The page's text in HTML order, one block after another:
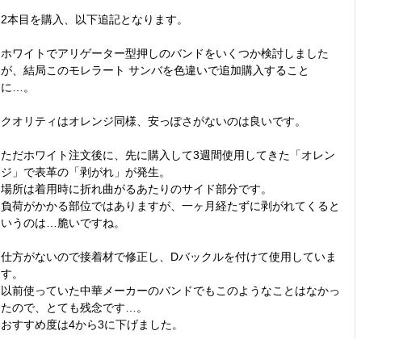
2本目を購入、以下追記となります。
ホワイトでアリゲーター型押しのバンドをいくつか検討しました
が、結局このモレラート サンバを色違いで追加購入すること
に…。
クオリティはオレンジ同様、安っぽさがないのは良いです。
ただホワイト注文後に、先に購入して3週間使用してきた「オレン
ジ」で表革の「剥がれ」が発生。
場所は着用時に折れ曲がるあたりのサイド部分です。
負荷がかかる部位ではありますが、一ヶ月経たずに剥がれてくると
いうのは…脆いですね。
仕方がないので接着材で修正し、Dバックルを付けて使用していま
す。
以前使っていた中華メーカーのバンドでもこのようなことはなかっ
たので、とても残念です…。
おすすめ度は4から3に下げました。